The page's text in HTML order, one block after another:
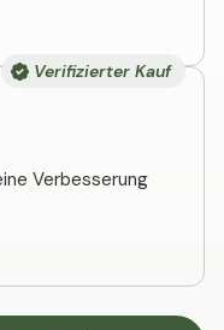
Verifizierter Kauf
Verbesserung